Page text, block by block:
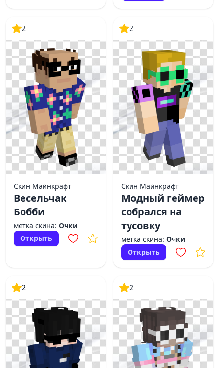
2
Скин Майнкрафт
Весельчак
Бобби
метка скина: Очки
Открыть
2
Скин Майнкрафт
Модный геймер
собрался на
тусовку
метка скина: Очки
Открыть
2 2